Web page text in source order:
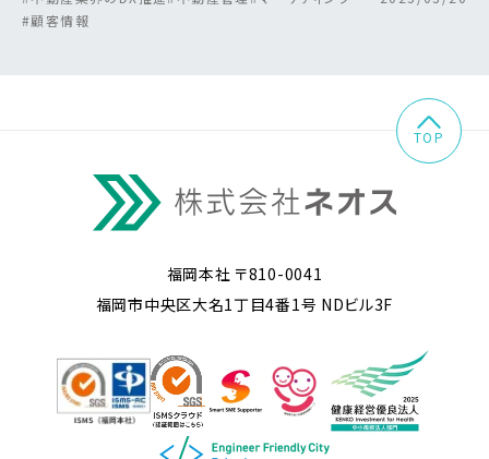
#顧客情報
福岡本社 〒810-0041
福岡市中央区大名1丁目4番1号 NDビル3F
TOP